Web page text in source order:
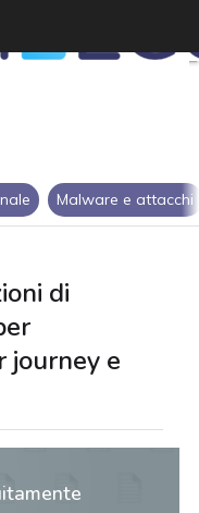
Malware e attacchi
di
journey e